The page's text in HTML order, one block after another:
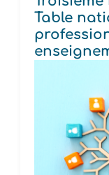
Table